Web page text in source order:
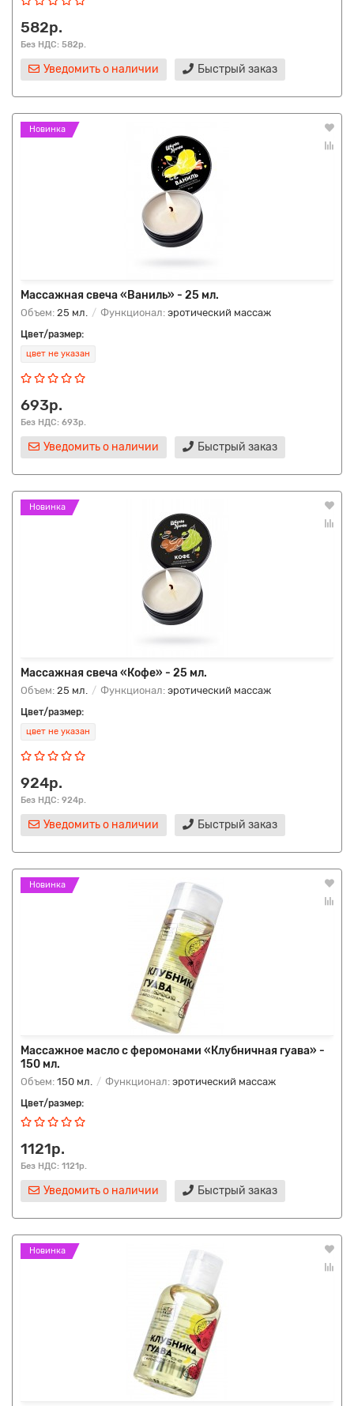
582р.
Без НДС: 582р.
Уведомить о наличии Быстрый заказ
Новинка
Массажная свеча «Ваниль» - 25 мл.
Объем: 25 мл. Функционал: эротический массаж
Цвет/размер:
цвет не указан
693р.
Без НДС: 693р.
Уведомить о наличии Быстрый заказ
Новинка
Массажная свеча «Кофе» - 25 мл.
Объем: 25 мл. Функционал: эротический массаж
Цвет/размер:
цвет не указан
924р.
Без НДС: 924р.
Уведомить о наличии Быстрый заказ
Новинка
Массажное масло с феромонами «Клубничная гуава» -
150 мл.
Объем: 150 мл. Функционал: эротический массаж
Цвет/размер:
1121р.
Без НДС: 1121р.
Уведомить о наличии Быстрый заказ
Новинка